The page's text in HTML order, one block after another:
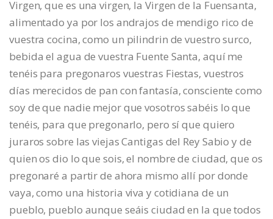
Virgen, que es una virgen, la Virgen de la Fuensanta,
alimentado ya por los andrajos de mendigo rico de
vuestra cocina, como un pilindrin de vuestro surco,
bebida el agua de vuestra Fuente Santa, aquí me
tenéis para pregonaros vuestras Fiestas, vuestros
días merecidos de pan con fantasía, consciente como
soy de que nadie mejor que vosotros sabéis lo que
tenéis, para que pregonarlo, pero sí que quiero
juraros sobre las viejas Cantigas del Rey Sabio y de
quien os dio lo que sois, el nombre de ciudad, que os
pregonaré a partir de ahora mismo allí por donde
vaya, como una historia viva y cotidiana de un
pueblo, pueblo aunque seáis ciudad en la que todos